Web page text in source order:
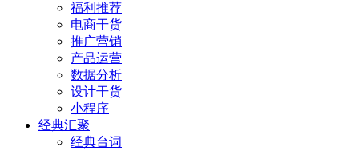
福利推荐
电商干货
推广营销
产品运营
数据分析
设计干货
小程序
经典汇聚
经典台词